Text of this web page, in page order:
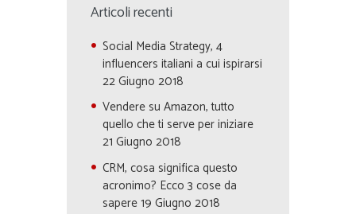
Articoli recenti
Social Media Strategy, 4
influencers italiani a cui ispirarsi
22 Giugno 2018
Vendere su Amazon, tutto
quello che ti serve per iniziare
21 Giugno 2018
CRM, cosa significa questo
acronimo? Ecco 3 cose da
sapere19 Giugno 2018